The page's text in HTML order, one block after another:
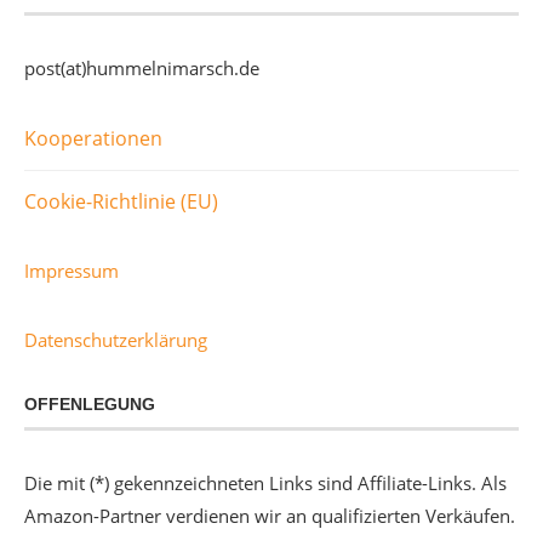
post(at)hummelnimarsch.de
Kooperationen
Cookie-Richtlinie (EU)
Impressum
Datenschutzerklärung
OFFENLEGUNG
Die mit (*) gekennzeichneten Links sind Affiliate-Links. Als
Amazon-Partner verdienen wir an qualifizierten Verkäufen.